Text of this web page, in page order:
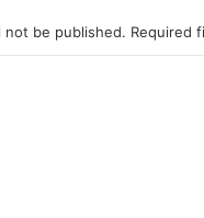
not be published. Required